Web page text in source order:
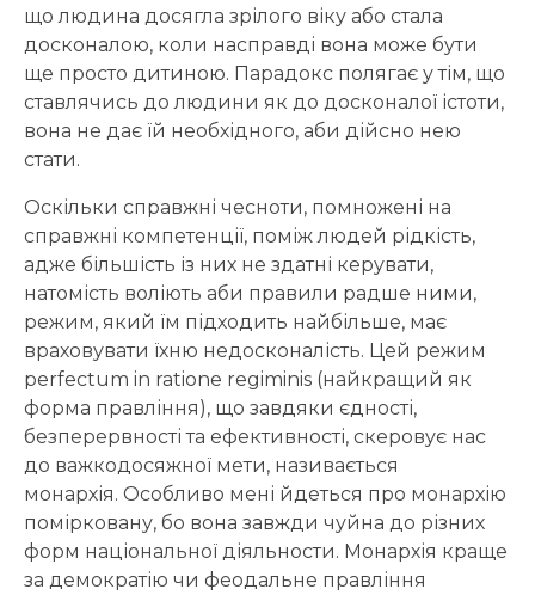
що людина досягла зрілого віку або стала
досконалою, коли насправді вона може бути
ще просто дитиною. Парадокс полягає у тім, що
ставлячись до людини як до досконалої істоти,
вона не дає їй необхідного, аби дійсно нею
стати.
Оскільки справжні чесноти, помножені на
справжні компетенції, поміж людей рідкість,
адже більшість із них не здатні керувати,
натомість воліють аби правили радше ними,
режим, який їм підходить найбільше, має
враховувати їхню недосконалість. Цей режим
perfectum in ratione regiminis (найкращий як
форма правління), що завдяки єдності,
безперервності та ефективності, скеровує нас
до важкодосяжної мети, називається
монархія. Особливо мені йдеться про монархію
помірковану, бо вона завжди чуйна до різних
форм національної діяльности. Монархія краще
за демократію чи феодальне правління